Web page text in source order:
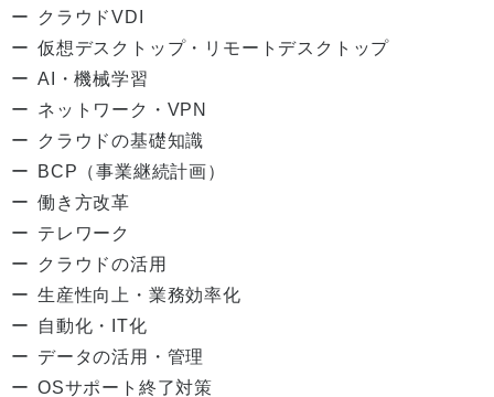
クラウドVDI
仮想デスクトップ・リモートデスクトップ
AI・機械学習
ネットワーク・VPN
クラウドの基礎知識
BCP（事業継続計画）
働き方改革
テレワーク
クラウドの活用
生産性向上・業務効率化
自動化・IT化
データの活用・管理
OSサポート終了対策